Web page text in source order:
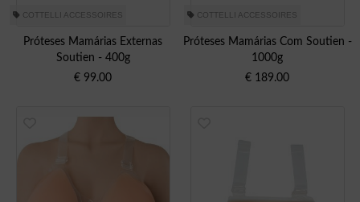
COTTELLI ACCESSOIRES
Próteses Mamárias Externas
Soutien - 400g
€ 99.00
COTTELLI ACCESSOIRES
Próteses Mamárias Com Soutien -
1000g
€ 189.00